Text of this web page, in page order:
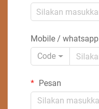
Mobile / whatsapp
Code
Pesan